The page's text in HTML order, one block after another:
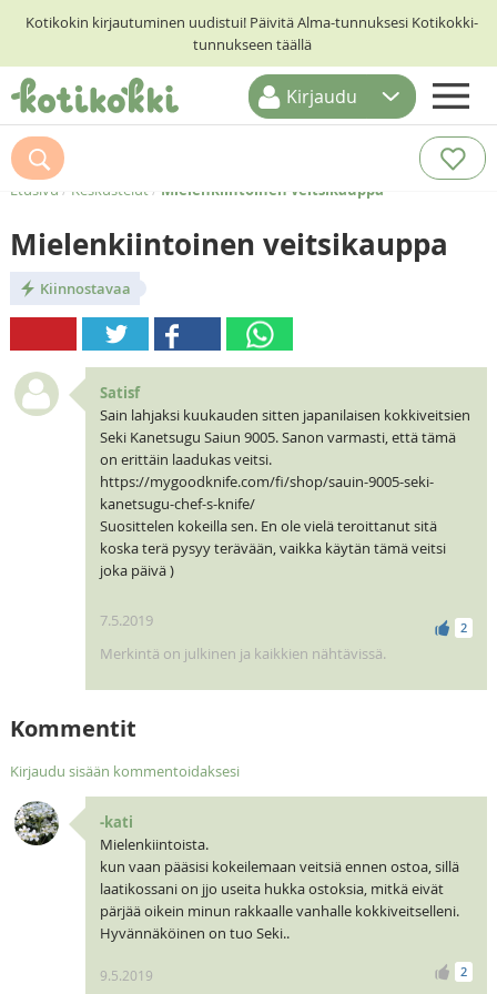
Kotikokin kirjautuminen uudistui! Päivitä Alma-tunnuksesi Kotikokki-
tunnukseen täällä
ETUSIVU
RESEPTIHAKU
RUOKATEEMAT
KESKUSTELUT
KOTIKOKIT
Kirjaudu
Etusivu / Keskustelut/ Mielenkiintoinen veitsikauppa
Mielenkiintoinen veitsikauppa
Kiinnostavaa
Satisf
Sain lahjaksi kuukauden sitten japanilaisen kokkiveitsien
Seki Kanetsugu Saiun 9005. Sanon varmasti, että tämä
on erittäin laadukas veitsi.
https://mygoodknife.com/fi/shop/sauin-9005-seki-
kanetsugu-chef-s-knife/
Suosittelen kokeilla sen. En ole vielä teroittanut sitä
koska terä pysyy terävään, vaikka käytän tämä veitsi
joka päivä )
2
7.5.2019
Merkintä on julkinen ja kaikkien nähtävissä.
Kommentit
Kirjaudu sisään kommentoidaksesi
-kati
Mielenkiintoista.
kun vaan pääsisi kokeilemaan veitsiä ennen ostoa, sillä
laatikossani on jjo useita hukka ostoksia, mitkä eivät
pärjää oikein minun rakkaalle vanhalle kokkiveitselleni.
Hyvännäköinen on tuo Seki..
2
9.5.2019